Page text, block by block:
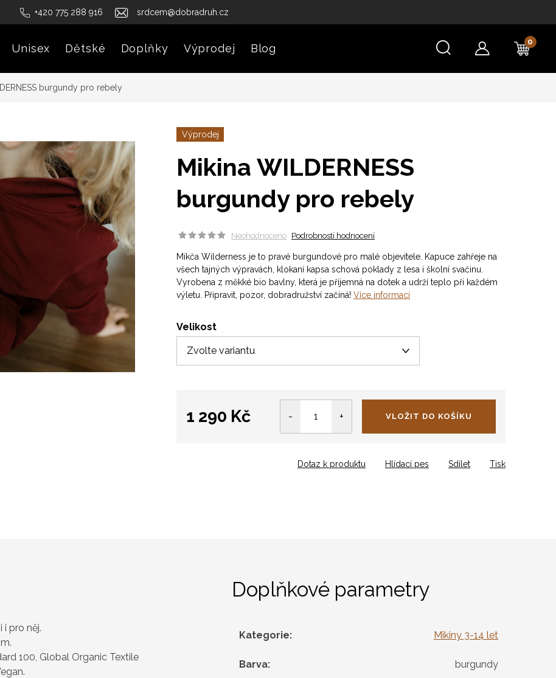
+420 775 288 916 srdcem@dobradruh.cz
Unisex Dětské Doplňky Výprodej Blog
burgundy pro rebely
Výprodej
Mikina WILDERNESS
burgundy pro rebely
Neohodnoceno Podrobnosti hodnocení
Mikča Wilderness je to pravé burgundové pro malé objevitele. Kapuce zahřeje na
všech tajných výpravách, klokaní kapsa schová poklady z lesa i školní svačinu.
Vyrobena z měkké bio bavlny, která je příjemná na dotek a udrží teplo při každém
výletu. Připravit, pozor, dobradružství začíná! Více informací
Velikost
1 290 Kč VLOŽIT DO KOŠÍKU
Tisk
Dotaz k produktu Hlídací pes Sdílet
i pro něj.
100, Global Organic Textile
Doplňkové parametry
Kategorie: Mikiny 3-14 let
Barva: burgundy